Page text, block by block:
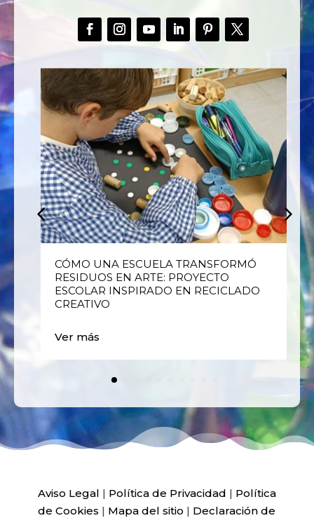
CÓMO UNA ESCUELA TRANSFORMÓ
RESIDUOS EN ARTE: PROYECTO
ESCOLAR INSPIRADO EN RECICLADO
CREATIVO
Ver más
Aviso Legal | Política de Privacidad | Política
de Cookies | Mapa del sitio | Declaración de